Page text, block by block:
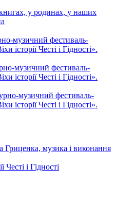
у родинах, у наших
музичний фестиваль-
історії Честі і Гідності».
музичний фестиваль-
історії Честі і Гідності».
музичний фестиваль-
історії Честі і Гідності».
Гриценка, музика і виконання
Честі і Гідності